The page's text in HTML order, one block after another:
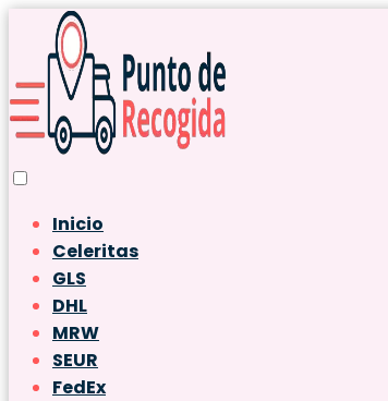
Inicio
Celeritas
GLS
DHL
MRW
SEUR
FedEx